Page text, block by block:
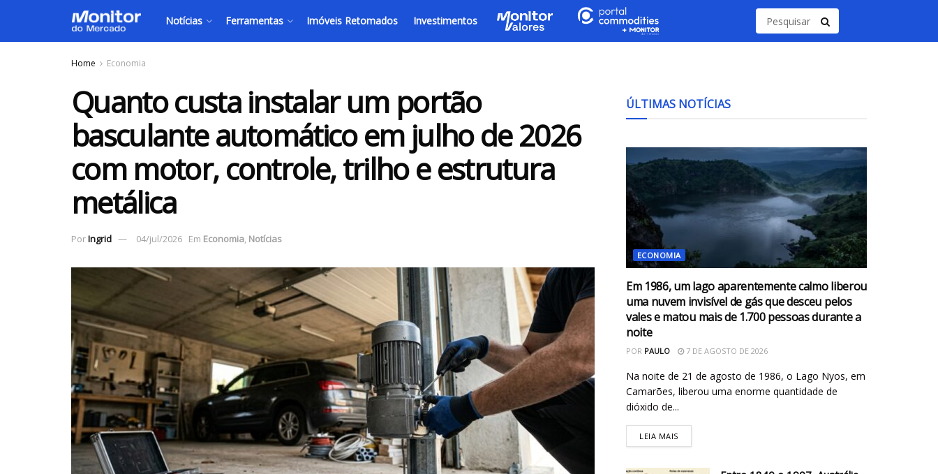
Notícias Ferramentas Imóveis Retomados Investimentos
Home Economia
Quanto custa instalar um portão
basculante automático em julho de 2026
com motor, controle, trilho e estrutura
metálica
PorIngrid 04/jul/2026 Em Economia, Notícias
ÚLTIMAS NOTÍCIAS
ECONOMIA
Em 1986, um lago aparentemente calmo liberou
uma nuvem invisível de gás que desceu pelos
vales e matou mais de 1.700 pessoas durante a
noite
POR PAULO 7 DE AGOSTO DE 2026
Na noite de 21 de agosto de 1986, o Lago Nyos, em
Camarões, liberou uma enorme quantidade de
dióxido de...
LEIA MAIS